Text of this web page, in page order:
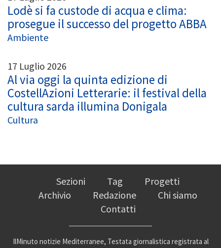
Lodè si fa custode di acqua e clima:
prosegue il successo del progetto ABBA
Ambiente
17 Luglio 2026
Al via oggi la quinta edizione di
CostellAzioni Letterarie: il festival della
cultura sarda illumina Donigala
Cultura
Sezioni Tag
Progetti
Archivio
Redazione
Chi siamo
Contatti
IlMinuto notizie Mediterranee, Testata giornalistica registrata al